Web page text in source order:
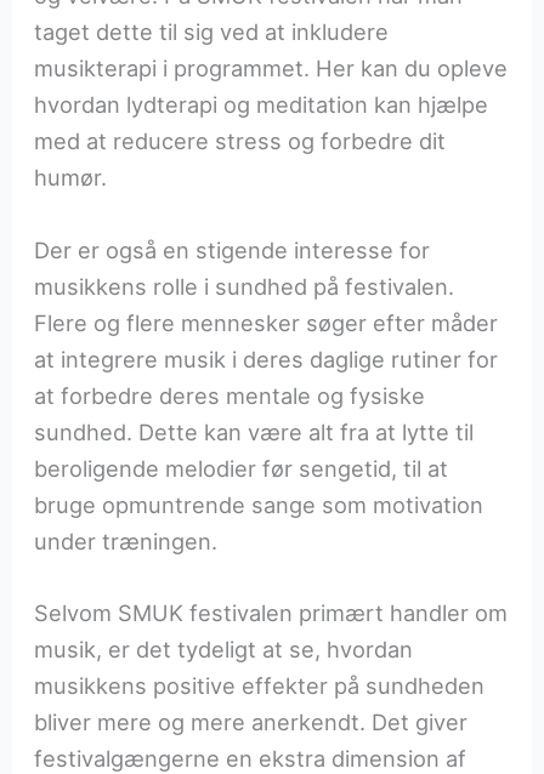
taget dette til sig ved at inkludere
musikterapi i programmet. Her kan du opleve
hvordan lydterapi og meditation kan hjælpe
med at reducere stress og forbedre dit
humør.
Der er også en stigende interesse for
musikkens rolle i sundhed på festivalen.
Flere og flere mennesker søger efter måder
at integrere musik i deres daglige rutiner for
at forbedre deres mentale og fysiske
sundhed. Dette kan være alt fra at lytte til
beroligende melodier før sengetid, til at
bruge opmuntrende sange som motivation
under træningen.
Selvom SMUK festivalen primært handler om
musik, er det tydeligt at se, hvordan
musikkens positive effekter på sundheden
bliver mere og mere anerkendt. Det giver
festivalgængerne en ekstra dimension af